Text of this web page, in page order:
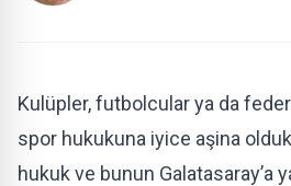
Kulüpler, futbolcular ya da
spor hukukuna iyice aşina
hukuk ve bunun Galatasaray’a